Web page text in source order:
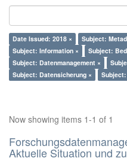
Date Issued: 2018 × Subject:
Subject: Information ×
Subject:
Subject: Datenmanagement ×
Subject: Datensicherung ×
Now showing items 1-1 of 1
Aktuelle Situation und